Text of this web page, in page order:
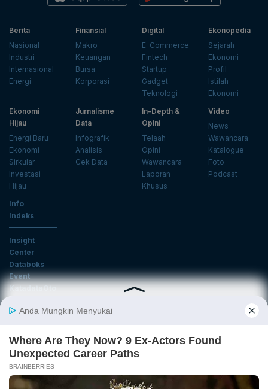
Berita
Nasional
Industri
Internasional
Energi
Finansial
Makro
Keuangan
Bursa
Korporasi
Digital
E-Commerce
Fintech
Startup
Gadget
Teknologi
Ekonopedia
Sejarah
Ekonomi
Profil
Istilah
Ekonomi
Ekonomi
Hijau
Energi Baru
Ekonomi
Sirkular
Investasi
Hijau
Jurnalisme
Data
Infografik
Analisis
Cek Data
In-Depth &
Opini
Telaah
Opini
Wawancara
Laporan
Khusus
Video
News
Wawancara
Katalogue
Foto
Podcast
Info
Indeks
Insight
Center
Databoks
Event
KatadataOto
Email